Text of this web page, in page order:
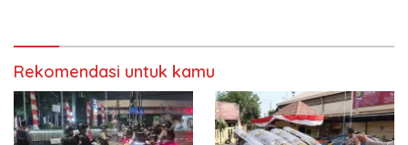
Rekomendasi untuk kamu